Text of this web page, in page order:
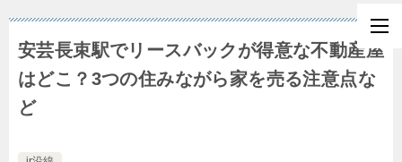
安芸長束駅でリースバックが得意な不動産屋
はどこ？3つの住みながら家を売る注意点な
ど